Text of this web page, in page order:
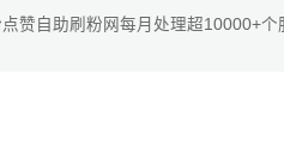
赞自助刷粉网每月处理超10000+